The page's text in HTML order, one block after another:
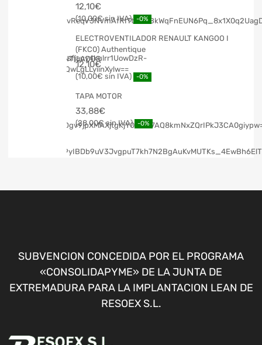
12,10€
10,00€ -0%
ELECTROVENTILADOR RENAULT KANGOO I
(FKC0) Authentique
12,10€
10,00€ -0%
TAPA MOTOR
33,88€
28,00€ -0%
SUBVENCION CONCEDIDA POR EL PROGRAMA
«CONSOLIDAPYME» DE LA JUNTA DE
EXTREMADURA PARA LA IMPLANTACION LEAN DE
RESOEX S.L.